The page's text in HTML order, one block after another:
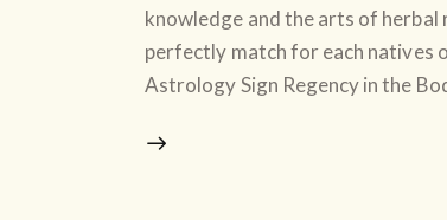
knowledge and the arts of
perfectly match for each natives
Astrology Sign Regency in the